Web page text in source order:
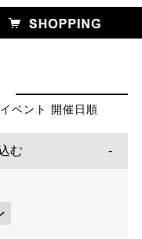
ベント 開催日順
む